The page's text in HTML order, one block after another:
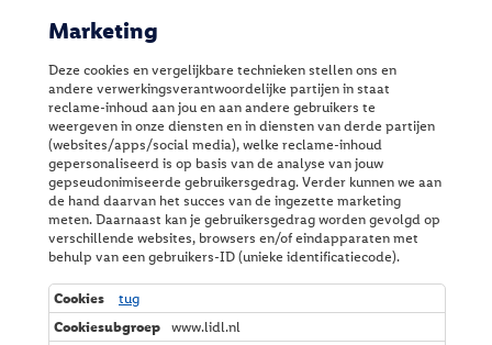
Marketing
Deze cookies en vergelijkbare technieken stellen ons en
andere verwerkingsverantwoordelijke partijen in staat
reclame-inhoud aan jou en aan andere gebruikers te
weergeven in onze diensten en in diensten van derde partijen
(websites/apps/social media), welke reclame-inhoud
gepersonaliseerd is op basis van de analyse van jouw
gepseudonimiseerde gebruikersgedrag. Verder kunnen we aan
de hand daarvan het succes van de ingezette marketing
meten. Daarnaast kan je gebruikersgedrag worden gevolgd op
verschillende websites, browsers en/of eindapparaten met
behulp van een gebruikers-ID (unieke identificatiecode).
M
a
tug
www.lidl.nl